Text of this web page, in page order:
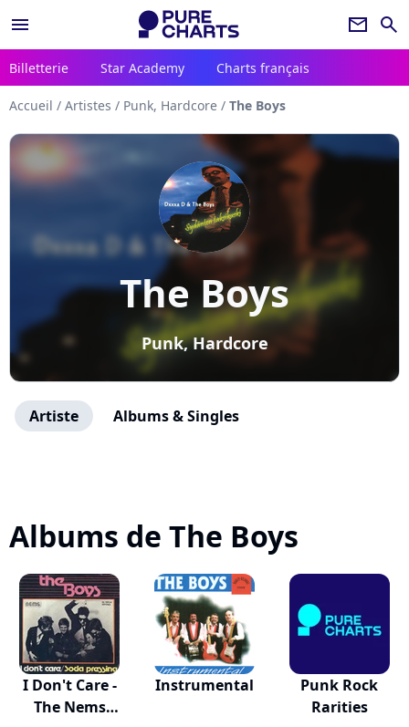
menu newsletter search
Billetterie Star Academy Charts français
Accueil / Artistes / Punk, Hardcore / The Boys
The Boys
Punk, Hardcore
Artiste Albums & Singles
Albums de The Boys
I Don't Care -
The Nems
Instrumental
Punk Rock
Rarities